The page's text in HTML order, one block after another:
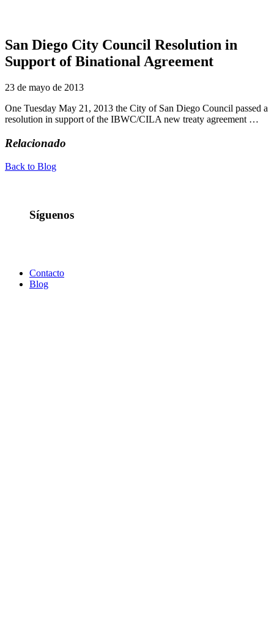
San Diego City Council Resolution in
Support of Binational Agreement
23 de mayo de 2013
One Tuesday May 21, 2013 the City of San Diego Council passed a
resolution in support of the IBWC/CILA new treaty agreement …
Relacionado
Back to Blog
Síguenos
Contacto
Blog